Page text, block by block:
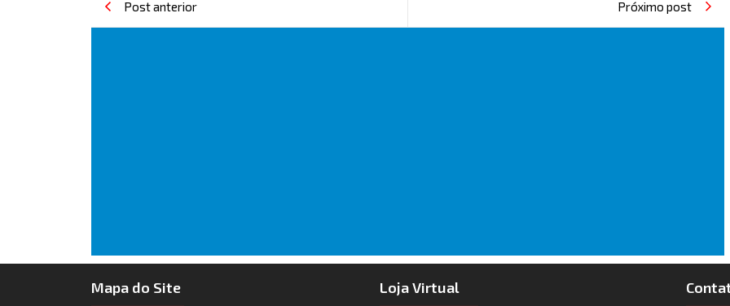
Post anterior Próximo post
Mapa do Site Loja Virtual